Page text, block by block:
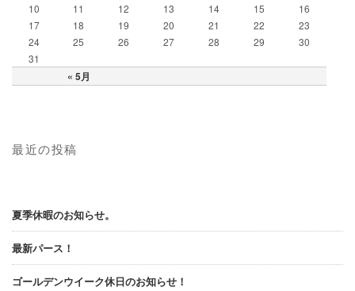
« 5月
10
11 12 13 14 15
16
17
18 19 20 21 22
23
24
25 26 27 28 29
30
31
最近の投稿
夏季休暇のお知らせ。
最新パース！
ゴールデンウイーク休日のお知らせ！